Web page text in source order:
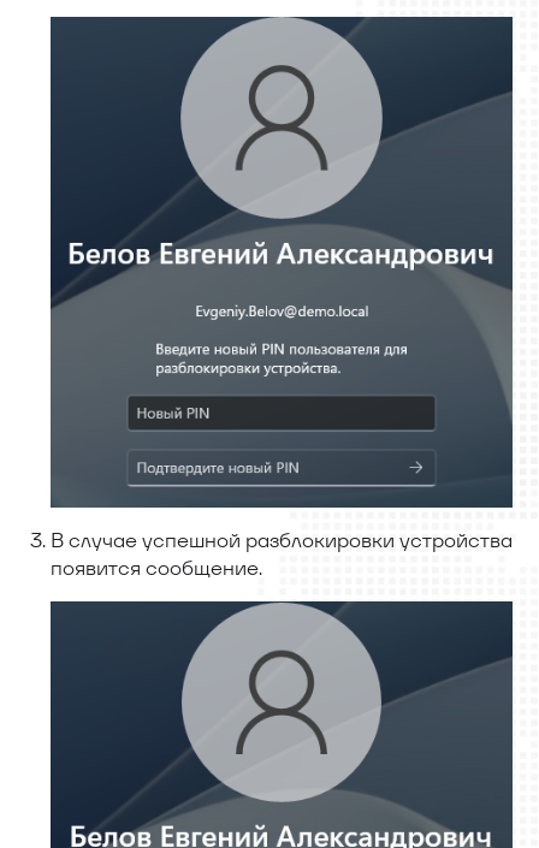
В случае успешной разблокировки устройства
появится сообщение.